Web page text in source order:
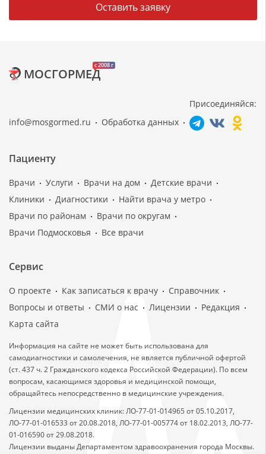
Оставить заявку
c 2008 г
МОСГОРМЕД
info@mosgormed.ru Обработка данных
Присоединяйся:
Пациенту
Врачи Услуги Врачи на дом
Детские врачи
Клиники
Диагностики
Найти врача у метро
Врачи по районам
Врачи по округам
Врачи Подмосковья
Все врачи
Сервис
О проекте Как записаться к врачу
Справочник
Вопросы и ответы
СМИ о нас Лицензии
Редакция
Карта сайта
Информация на сайте не может быть использована для
самодиагностики и самолечения, не является публичной офертой
(ст. 437 ч. 2 Гражданского кодекса Российской Федерации). По всем
вопросам, касающимся здоровья и медицинской помощи,
обращайтесь непосредственно в медицинские учреждения.
Лицензии медицинских клиник: ЛО-77-01-014965 от 05.10.2017,
ЛО-77-01-016533 от 20.08.2018, ЛО-77-01-005774 от 18.02.2013, ЛО-77-
01-016590 от 29.08.2018.
Лицензии выданы Департаментом здравоохранения города Москвы.